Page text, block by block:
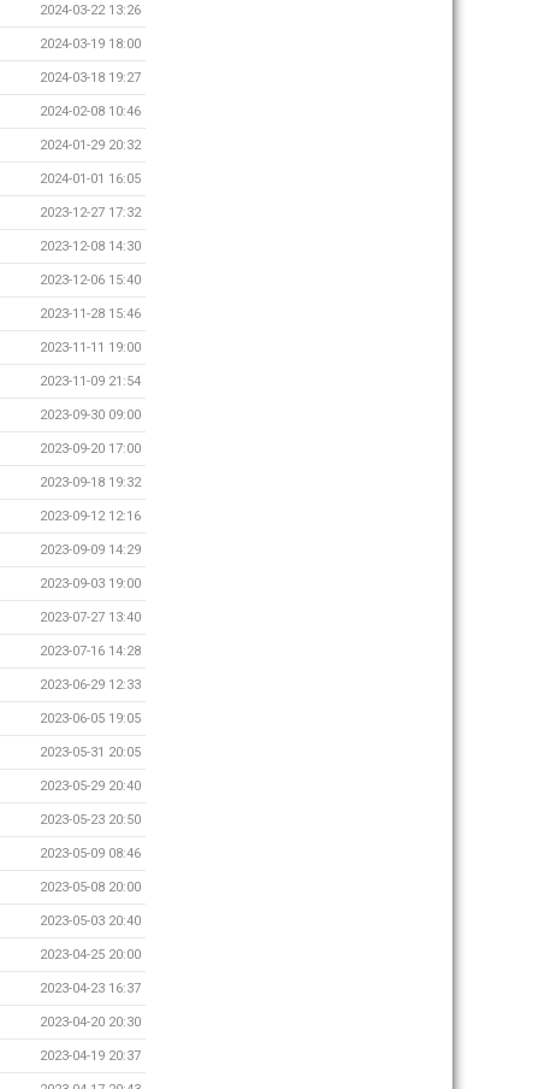
2024-03-22 13:26
2024-03-19 18:00
2024-03-18 19:27
2024-02-08 10:46
2024-01-29 20:32
2024-01-01 16:05
2023-12-27 17:32
2023-12-08 14:30
2023-12-06 15:40
2023-11-28 15:46
2023-11-11 19:00
2023-11-09 21:54
2023-09-30 09:00
2023-09-20 17:00
2023-09-18 19:32
2023-09-12 12:16
2023-09-09 14:29
2023-09-03 19:00
2023-07-27 13:40
2023-07-16 14:28
2023-06-29 12:33
2023-06-05 19:05
2023-05-31 20:05
2023-05-29 20:40
2023-05-23 20:50
2023-05-09 08:46
2023-05-08 20:00
2023-05-03 20:40
2023-04-25 20:00
2023-04-23 16:37
2023-04-20 20:30
2023-04-19 20:37